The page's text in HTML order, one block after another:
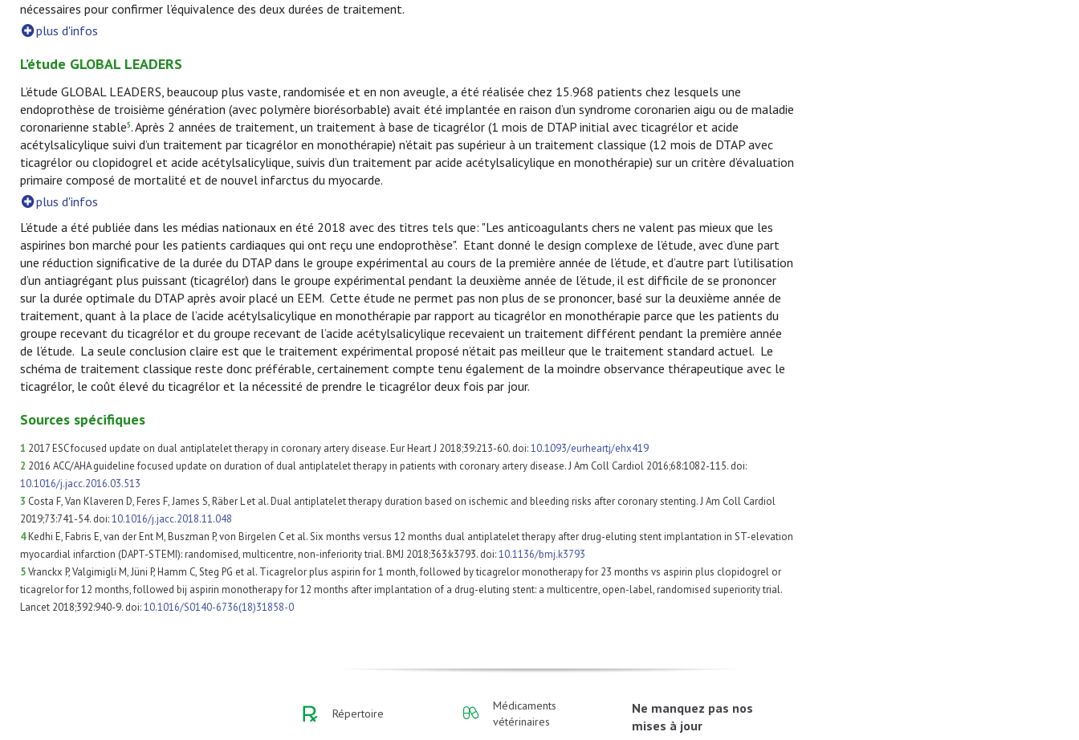
nécessaires pour confirmer l’équivalence des deux durées de traitement.
plus d'infos
L’étude GLOBAL LEADERS
L’étude GLOBAL LEADERS, beaucoup plus vaste, randomisée et en non aveugle, a été réalisée chez 15.968 patients chez lesquels une
endoprothèse de troisième génération (avec polymère biorésorbable) avait été implantée en raison d’un syndrome coronarien aigu ou de maladie
coronarienne stable5. Après 2 années de traitement, un traitement à base de ticagrélor (1 mois de DTAP initial avec ticagrélor et acide
acétylsalicylique suivi d’un traitement par ticagrélor en monothérapie) n’était pas supérieur à un traitement classique (12 mois de DTAP avec
ticagrélor ou clopidogrel et acide acétylsalicylique, suivis d’un traitement par acide acétylsalicylique en monothérapie) sur un critère d’évaluation
primaire composé de mortalité et de nouvel infarctus du myocarde.
plus d'infos
L’étude a été publiée dans les médias nationaux en été 2018 avec des titres tels que: "Les anticoagulants chers ne valent pas mieux que les
aspirines bon marché pour les patients cardiaques qui ont reçu une endoprothèse". Etant donné le design complexe de l’étude, avec d’une part
une réduction significative de la durée du DTAP dans le groupe expérimental au cours de la première année de l’étude, et d’autre part l’utilisation
d’un antiagrégant plus puissant (ticagrélor) dans le groupe expérimental pendant la deuxième année de l’étude, il est difficile de se prononcer
sur la durée optimale du DTAP après avoir placé un EEM. Cette étude ne permet pas non plus de se prononcer, basé sur la deuxième année de
traitement, quant à la place de l’acide acétylsalicylique en monothérapie par rapport au ticagrélor en monothérapie parce que les patients du
groupe recevant du ticagrélor et du groupe recevant de l’acide acétylsalicylique recevaient un traitement différent pendant la première année
de l’étude. La seule conclusion claire est que le traitement expérimental proposé n’était pas meilleur que le traitement standard actuel. Le
schéma de traitement classique reste donc préférable, certainement compte tenu également de la moindre observance thérapeutique avec le
ticagrélor, le coût élevé du ticagrélor et la nécessité de prendre le ticagrélor deux fois par jour.
Sources spécifiques
1 2017 ESC focused update on dual antiplatelet therapy in coronary artery disease. Eur Heart J 2018;39:213-60. doi:10.1093/eurheartj/ehx419
2 2016 ACC/AHA guideline focused update on duration of dual antiplatelet therapy in patients with coronary artery disease. J Am Coll Cardiol 2016;68:1082-115. doi:
10.1016/j.jacc.2016.03.513
3 Costa F, Van Klaveren D, Feres F, James S, Räber L et al. Dual antiplatelet therapy duration based on ischemic and bleeding risks after coronary stenting. J Am Coll Cardiol
2019;73:741-54. doi:10.1016/j.jacc.2018.11.048
4Kedhi E, Fabris E, van der Ent M, Buszman P, von Birgelen C et al. Six months versus 12 months dual antiplatelet therapy after drug-eluting stent implantation in ST-elevation
myocardial infarction (DAPT-STEMI): randomised, multicentre, non-inferiority trial. BMJ 2018;363:k3793. doi:10.1136/bmj.k3793
5Vranckx P, Valgimigli M, Jüni P, Hamm C, Steg PG et al. Ticagrelor plus aspirin for 1 month, followed by ticagrelor monotherapy for 23 months vs aspirin plus clopidogrel or
ticagrelor for 12 months, followed bij aspirin monotherapy for 12 months after implantation of a drug-eluting stent: a multicentre, open-label, randomised superiority trial.
Lancet 2018;392:940-9. doi:10.1016/S0140-6736(18)31858-0
Répertoire
Médicaments
vétérinaires
Ne manquez pas nos
mises à jour